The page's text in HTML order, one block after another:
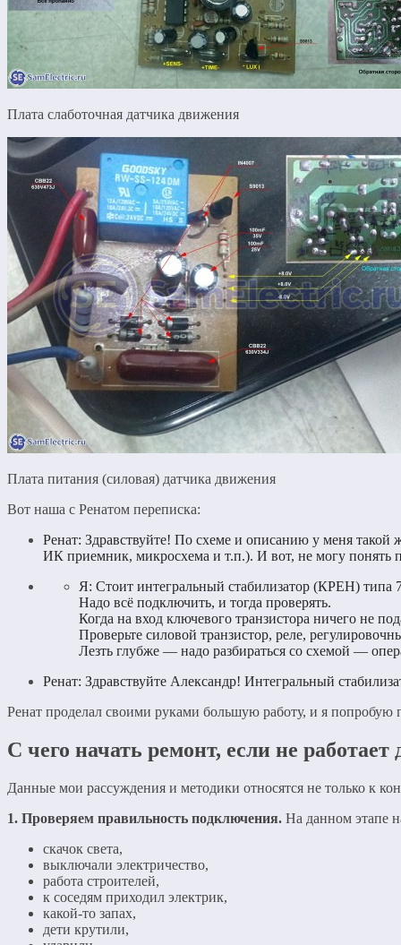
Плата слаботочная датчика движения
Плата питания (силовая) датчика движения
Вот наша с Ренатом переписка:
Ренат: Здравствуйте! По схеме и описанию у меня такой
ИК приемник, микросхема и т.п.). И вот, не могу понять
Я: Стоит интегральный стабилизатор (КРЕН) типа
Надо всё подключить, и тогда проверять.
Когда на вход ключевого транзистора ничего не
Проверьте силовой транзистор, реле,
Лезть глубже — надо разбираться со схемой —
Ренат: Здравствуйте Александр! Интегральный
Ренат проделал своими руками большую работу, и я попробую
С чего начать ремонт, если не работает
Данные мои рассуждения и методики относятся не только к
1. Проверяем правильность подключения. На данном этапе
скачок света,
выключали электричество,
работа строителей,
к соседям приходил электрик,
какой-то запах,
дети крутили,